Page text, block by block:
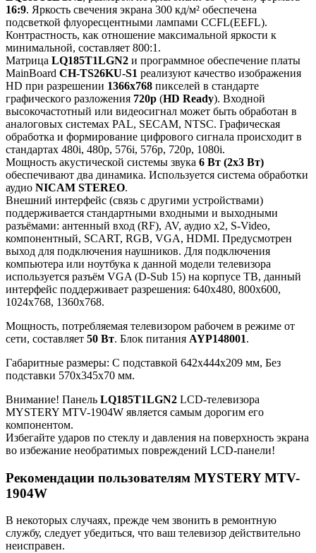
16:9. Яркость свечения экрана 300 кд/м² обеспечена
подсветкой флуоресцентными лампами CCFL(EEFL).
Контрастность, как отношение максимальной яркости к
минимальной, составляет 800:1.
Матрица LQ185T1LGN2 и программное обеспечение платы
MainBoard CH-TS26KU-S1 реализуют качество изображения
HD при разрешении 1366x768 пикселей в стандарте
графического разложения 720p (HD Ready). Входной
высокочастотный или видеосигнал может быть обработан в
аналоговых системах PAL, SECAM, NTSC. Графическая
обработка и формирование цифрового сигнала происходит в
стандартах 480i, 480p, 576i, 576p, 720p, 1080i.
Мощность акустической системы звука 6 Вт (2х3 Вт)
обеспечивают два динамика. Используется система обработки
аудио NICAM STEREO.
Внешний интерфейс (связь с другими устройствами)
поддерживается стандартными входными и выходными
разъёмами: антенный вход (RF), AV, аудио x2, S-Video,
компонентный, SCART, RGB, VGA, HDMI. Предусмотрен
выход для подключения наушников. Для подключения
компьютера или ноутбука к данной модели телевизора
используется разъём VGA (D-Sub 15) на корпусе ТВ, данный
интерфейс поддерживает разрешения: 640x480, 800x600,
1024x768, 1360x768.
Мощность, потребляемая телевизором рабочем в режиме от
сети, составляет 50 Вт. Блок питания AYP148001.
Габаритные размеры: C подставкой 642x444x209 мм, Без
подставки 570x345x70 мм.
Внимание! Панель LQ185T1LGN2 LCD-телевизора
MYSTERY MTV-1904W является самым дорогим его
компонентом.
Избегайте ударов по стеклу и давления на поверхность экрана
во избежание необратимых повреждений LCD-панели!
Рекомендации пользователям MYSTERY MTV-
1904W
В некоторых случаях, прежде чем звонить в ремонтную
службу, следует убедиться, что ваш телевизор действительно
неисправен.